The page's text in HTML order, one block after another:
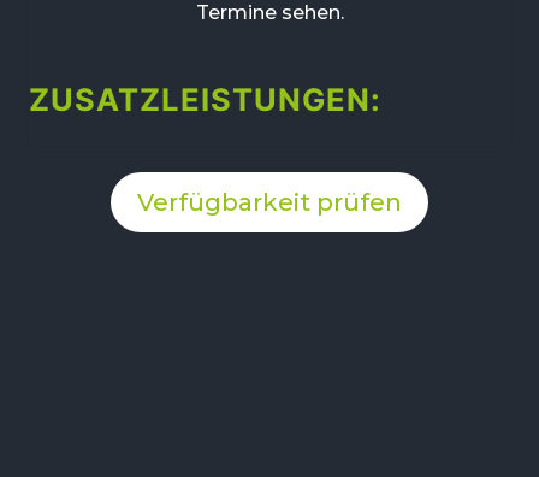
Termine sehen.
ZUSATZLEISTUNGEN:
Verfügbarkeit prüfen